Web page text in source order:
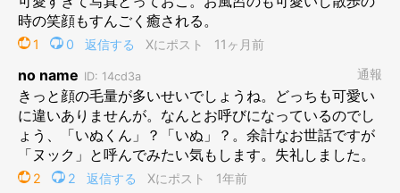
実は、先代の犬も同じ長毛の秋田犬だったのですが、ぬれると見
た目が変わるのが面白く、先代からのフォロワーが楽しみにして
くださっているので、『そこまでが耳だったんですか！？』とキ
ャプションをつけてX（旧Twitter）に投稿したんです」
投稿には、《思ったよりお耳大きいね！！》《耳が想像以上でし
た》
といった声が寄せられていました。